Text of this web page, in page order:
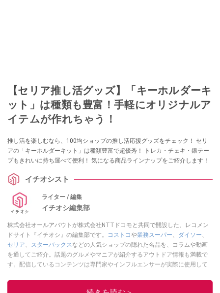
【セリア推し活グッズ】「キーホルダーキ
ット」は種類も豊富！手軽にオリジナルア
イテムが作れちゃう！
推し活を楽しむなら、100均ショップの推し活応援グッズをチェック！ セリ
アの「キーホルダーキット」は種類豊富で超優秀！ トレカ・チェキ・銀テー
プもきれいに持ち運べて便利！ 気になる商品ラインナップをご紹介します！
イチオシスト
ライター / 編集
イチオシ編集部
株式会社オールアバウトが株式会社NTTドコモと共同で開設した、レコメン
ドサイト『イチオシ』の編集部です。
コストコや業務スーパー、 ダイソー、
セリア、 スターバックスなどの人気ショップの隠れた名品を、コラムや動画
を通してご紹介。話題のグルメやマニアが紹介するアウトドア情報も満載で
す。配信しているコンテンツは専門家やインフルエンサーが実際に使用して
ニュースでフォロー